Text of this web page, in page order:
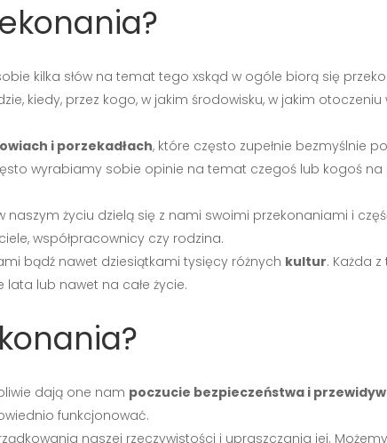
kilka słów na temat tego xskąd w ogóle biorą się
kiedy, przez kogo, w jakim środowisku, w jakim
i porzekadłach, które często zupełnie bezmyślnie
wyrabiamy sobie opinie na temat czegoś lub kogoś na
naszym życiu dzielą się z nami swoimi przekonaniami i
współpracownicy czy rodzina.
bądź nawet dziesiątkami tysięcy różnych kultur. Każda
lata lub nawet na całe życie.
dają one nam poczucie bezpieczeństwa i
funkcjonować.
naszej rzeczywistości i upraszczania jej.